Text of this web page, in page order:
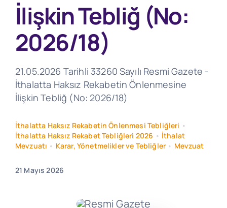
İlişkin Tebliğ (No:
2026/18)
21.05.2026 Tarihli 33260 Sayılı Resmi Gazete -
İthalatta Haksız Rekabetin Önlenmesine
İlişkin Tebliğ (No: 2026/18)
İthalatta Haksız Rekabetin Önlenmesi Tebliğleri •
İthalatta Haksız Rekabet Tebliğleri 2026 • İthalat
Mevzuatı • Karar, Yönetmelikler ve Tebliğler • Mevzuat
21 Mayıs 2026